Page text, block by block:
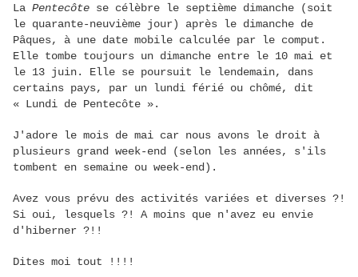
La Pentecôte se célèbre le septième dimanche (soit
le quarante-neuvième jour) après le dimanche de
Pâques, à une date mobile calculée par le comput.
Elle tombe toujours un dimanche entre le 10 mai et
le 13 juin. Elle se poursuit le lendemain, dans
certains pays, par un lundi férié ou chômé, dit
« Lundi de Pentecôte ».
J'adore le mois de mai car nous avons le droit à
plusieurs grand week-end (selon les années, s'ils
tombent en semaine ou week-end).
Avez vous prévu des activités variées et diverses ?!
Si oui, lesquels ?! A moins que n'avez eu envie
d'hiberner ?!!
Dites moi tout !!!!